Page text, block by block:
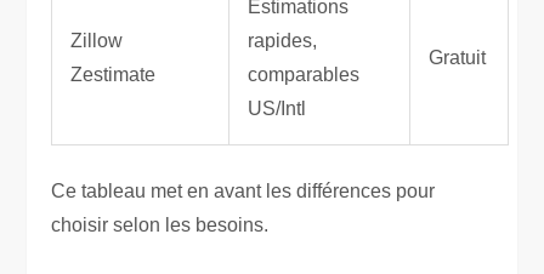
Zillow
Zestimate
Estimations
rapides,
comparables
US/Intl
Gratuit
Ce tableau met en avant les différences pour
choisir selon les besoins.